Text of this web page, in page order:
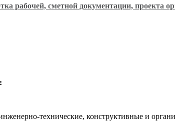
рабочей, сметной документации, проекта
технические, конструктивные и